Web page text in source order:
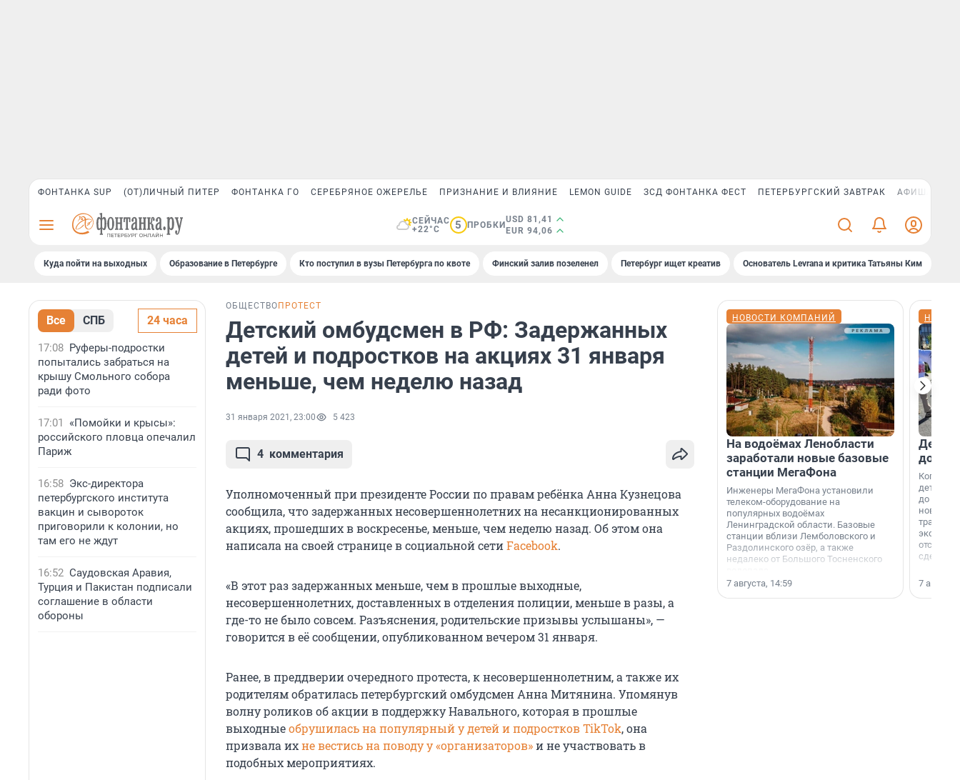
ФОНТАНКА SUP (ОТ)ЛИЧНЫЙ ПИТЕР ФОНТАНКА ГО СЕРЕБРЯНОЕ ОЖЕРЕЛЬЕ ПРИЗНАНИЕ И ВЛИЯНИЕ LEMON GUIDE ЗСД ФОНТАНКА ФЕСТ ПЕТЕРБУРГСКИЙ ЗАВТРАК АФИША PLUS
СЕЙЧАС
+22°C
5 ПРОБКИ
USD 81,41
EUR 94,06
Куда пойти на выходных Образование в Петербурге Кто поступил в вузы Петербурга по квоте Финский залив позеленел Петербург ищет креатив Основатель Levrana и критика Татьяны Ким
Все СПБ 24 часа
17:08 Руферы-подростки
попытались забраться на
крышу Смольного собора
ради фото
17:01
«Помойки и крысы»:
российского пловца опечалил
Париж
16:58 Экс-директора
петербургского института
вакцин и сывороток
приговорили к колонии, но
там его не ждут
16:52 Саудовская Аравия,
Турция и Пакистан подписали
соглашение в области
обороны
ОБЩЕСТВО ПРОТЕСТ
Детский омбудсмен в РФ: Задержанных
детей и подростков на акциях 31 января
меньше, чем неделю назад
31 января 2021, 23:00 5 423
4 комментария
Уполномоченный при президенте России по правам ребёнка Анна Кузнецова
сообщила, что задержанных несовершеннолетних на несанкционированных
акциях, прошедших в воскресенье, меньше, чем неделю назад. Об этом она
написала на своей странице в социальной сетиFacebook.
«В этот раз задержанных меньше, чем в прошлые выходные,
несовершеннолетних, доставленных в отделения полиции, меньше в разы, а
где-то не было совсем. Разъяснения, родительские призывы услышаны», —
говорится в её сообщении, опубликованном вечером 31 января.
Ранее, в преддверии очередного протеста, к несовершеннолетним, а также их
родителям обратилась петербургский омбудсмен Анна Митянина. Упомянув
волну роликов об акции в поддержку Навального, которая в прошлые
выходныеобрушилась на популярный у детей и подростков TikTok, она
призвала ихне вестись на поводу у «организаторов»и не участвовать в
подобных мероприятиях.
НОВОСТИ КОМПАНИЙ
На водоёмах Ленобласти
заработали новые базовые
станции МегаФона
Инженеры МегаФона установили
телеком-оборудование на
популярных водоёмах
Ленинградской области. Базовые
станции вблизи Лемболовского и
Раздолинского озёр, а также
недалеко от Большого Тосненского
7 августа, 14:59
Когда-
дети
до
новости
сделали
7